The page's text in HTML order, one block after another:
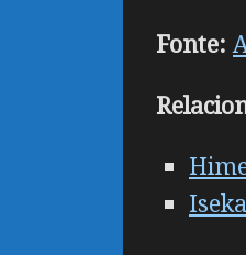
Fonte: